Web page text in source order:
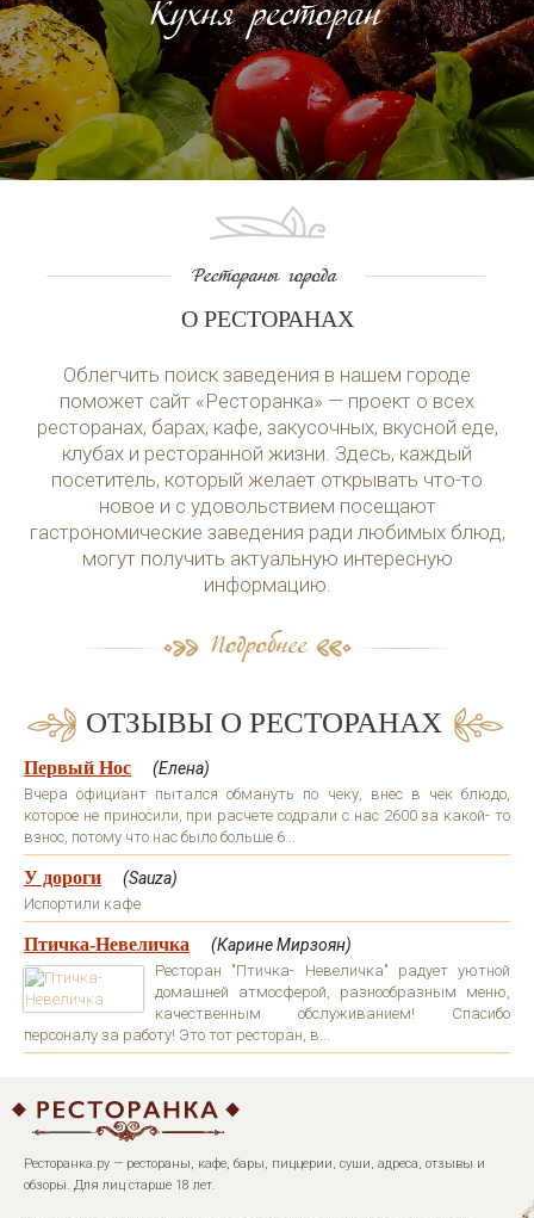
О РЕСТОРАНАХ
Облегчить поиск заведения в нашем городе
поможет сайт «Ресторанка» — проект о всех
ресторанах, барах, кафе, закусочных, вкусной еде,
клубах и ресторанной жизни. Здесь, каждый
посетитель, который желает открывать что-то
новое и с удовольствием посещают
гастрономические заведения ради любимых блюд,
могут получить актуальную интересную
информацию.
ОТЗЫВЫ О РЕСТОРАНАХ
Первый Нос (Елена)
Вчера официант пытался обмануть по чеку, внес в чек блюдо,
которое не приносили, при расчете содрали с нас 2600 за какой- то
взнос, потому что нас было больше 6...
У дороги (Sauza)
Испортили кафе
Птичка-Невеличка (Карине Мирзоян)
Ресторан "Птичка- Невеличка" радует уютной
домашней атмосферой, разнообразным меню,
качественным обслуживанием! Спасибо
персоналу за работу! Это тот ресторан, в...
Ресторанка.ру — рестораны, кафе, бары, пиццерии, суши, адреса, отзывы и
обзоры. Для лиц старше 18 лет.